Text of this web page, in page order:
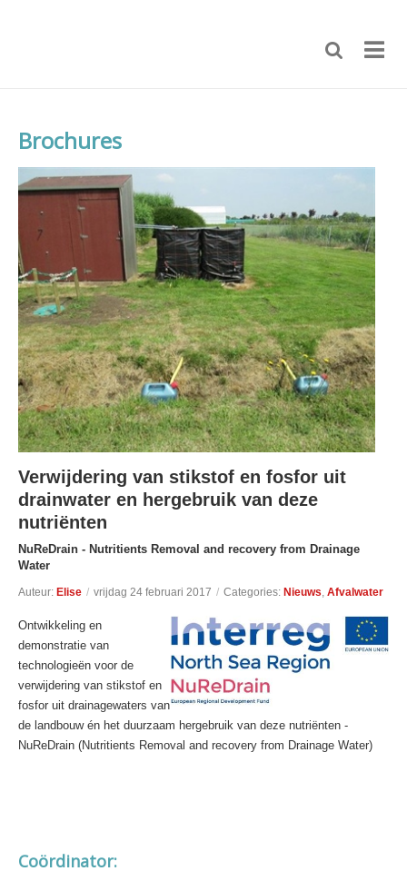
Brochures
Verwijdering van stikstof en fosfor uit
drainwater en hergebruik van deze
nutriënten
NuReDrain - Nutritients Removal and recovery from Drainage
Water
Auteur: Elise / vrijdag 24 februari 2017 / Categories: Nieuws, Afvalwater
Ontwikkeling en
demonstratie van
technologieën voor de
verwijdering van stikstof en
fosfor uit drainagewaters van
de landbouw én het duurzaam hergebruik van deze nutriënten -
NuReDrain (Nutritients Removal and recovery from Drainage Water)
Coördinator: